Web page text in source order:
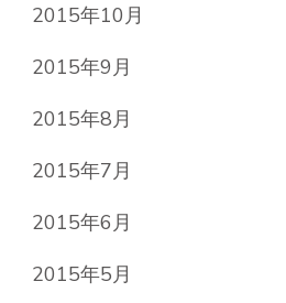
2015年10月
2015年9月
2015年8月
2015年7月
2015年6月
2015年5月